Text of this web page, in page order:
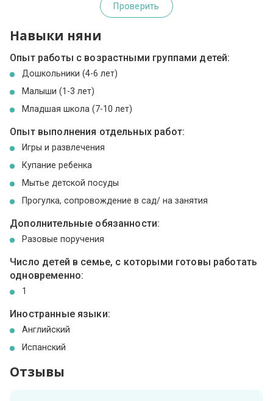
Проверить
Навыки няни
Опыт работы с возрастными группами детей:
Дошкольники (4-6 лет)
Малыши (1-3 лет)
Младшая школа (7-10 лет)
Опыт выполнения отдельных работ:
Игры и развлечения
Купание ребенка
Мытье детской посуды
Прогулка, сопровождение в сад/ на занятия
Дополнительные обязанности:
Разовые поручения
Число детей в семье, с которыми готовы работать
одновременно:
1
Иностранные языки:
Английский
Испанский
Отзывы